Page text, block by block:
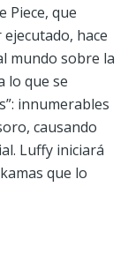
Piece, que
hace
mundo sobre la
lo que se
innumerables
causando
Luffy iniciará
que lo